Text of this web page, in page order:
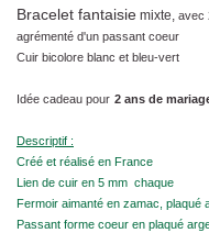
Bracelet fantaisie mixte, avec
agrémenté d'un passant coeur
Cuir bicolore blanc et bleu-vert
Idée cadeau pour 2 ans de
Descriptif :
Créé et réalisé en France
Lien de cuir en 5 mm chaque
Fermoir aimanté en zamac,
Passant forme coeur en plaqué